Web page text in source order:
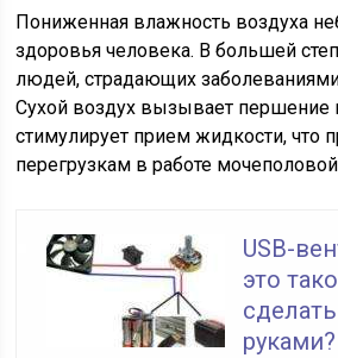
Пониженная влажность воздуха
здоровья человека. В большей
людей, страдающих
Сухой воздух вызывает першение
стимулирует прием жидкости, что
перегрузкам в работе
USB-
это
руками?